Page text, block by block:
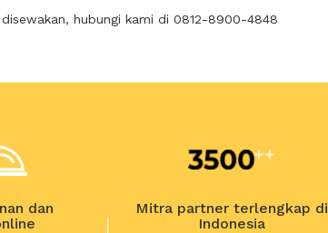
hubungi kami di 0812-8900-4848
dan
Mitra partner terlengkap di
Indonesia